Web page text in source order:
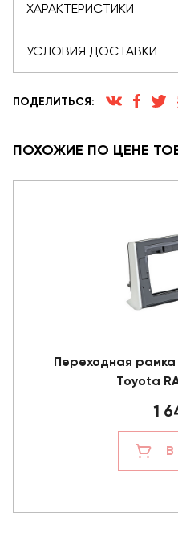
ХАРАКТЕРИСТИКИ
УСЛОВИЯ ДОСТАВКИ
ПОДЕЛИТЬСЯ:
ПОХОЖИЕ ПО ЦЕНЕ
Переходная рамка
Toyota
1
В